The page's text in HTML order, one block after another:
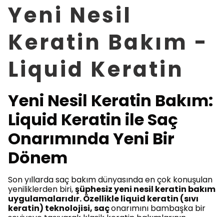
Yeni Nesil
Keratin Bakım -
Liquid Keratin
Yeni Nesil Keratin Bakım:
Liquid Keratin ile Saç
Onarımında Yeni Bir
Dönem
Son yıllarda saç bakım dünyasında en çok konuşulan
yeniliklerden biri,şüphesiz yeni nesil keratin bakım
uygulamalarıdır. Özellikle liquid keratin (sıvı
keratin) teknolojisi, saçonarımını bambaşka bir